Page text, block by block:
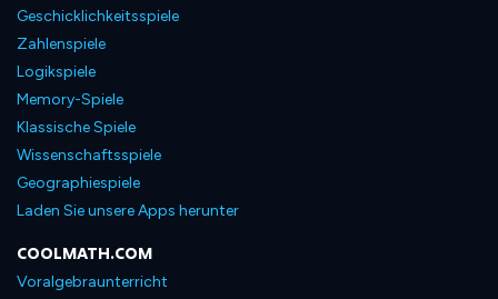
Geschicklichkeitsspiele
Zahlenspiele
Logikspiele
Memory-Spiele
Klassische Spiele
Wissenschaftsspiele
Geographiespiele
Laden Sie unsere Apps herunter
COOLMATH.COM
Voralgebraunterricht